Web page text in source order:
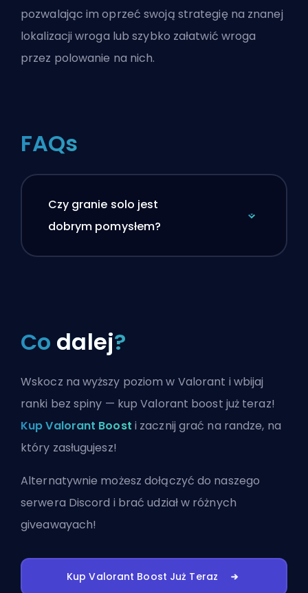
pozwalając im oprzeć swoją strategię na znanej
lokalizacji wroga lub szybko załatwić wroga
przez polowanie na nich.
FAQs
Czy granie solo jest
dobrym pomysłem?
Co dalej?
Wskocz na wyższy poziom w Valorant i wbijaj
ranki bez spiny — kup Valorant boost już teraz!
Kup Valorant Boost i zacznij grać na randze, na
który zasługujesz!
Alternatywnie możeszdołączyć do naszego
serwera Discord i brać udział w różnych
giveawayach!
Kup Valorant Boost Już Teraz